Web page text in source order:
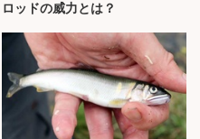
ロッドの威力とは？